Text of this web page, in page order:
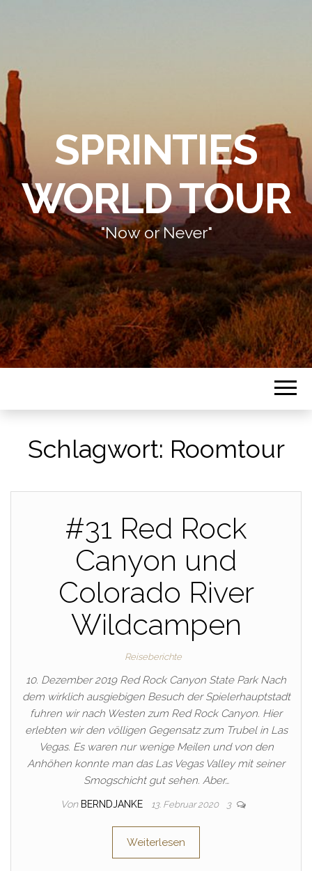
SPRINTIES
WORLD TOUR
"Now or Never"
Schlagwort: Roomtour
#31 Red Rock
Canyon und
Colorado River
Wildcampen
Reiseberichte
10. Dezember 2019 Red Rock Canyon State Park Nach
dem wirklich ausgiebigen Besuch der Spielerhauptstadt
fuhren wir nach Westen zum Red Rock Canyon. Hier
erlebten wir den völligen Gegensatz zum Trubel in Las
Vegas. Es waren nur wenige Meilen und von den
Anhöhen konnte man das Las Vegas Valley mit seiner
Smogschicht gut sehen. Aber…
Von BERNDJANKE 13. Februar 2020 3
Weiterlesen